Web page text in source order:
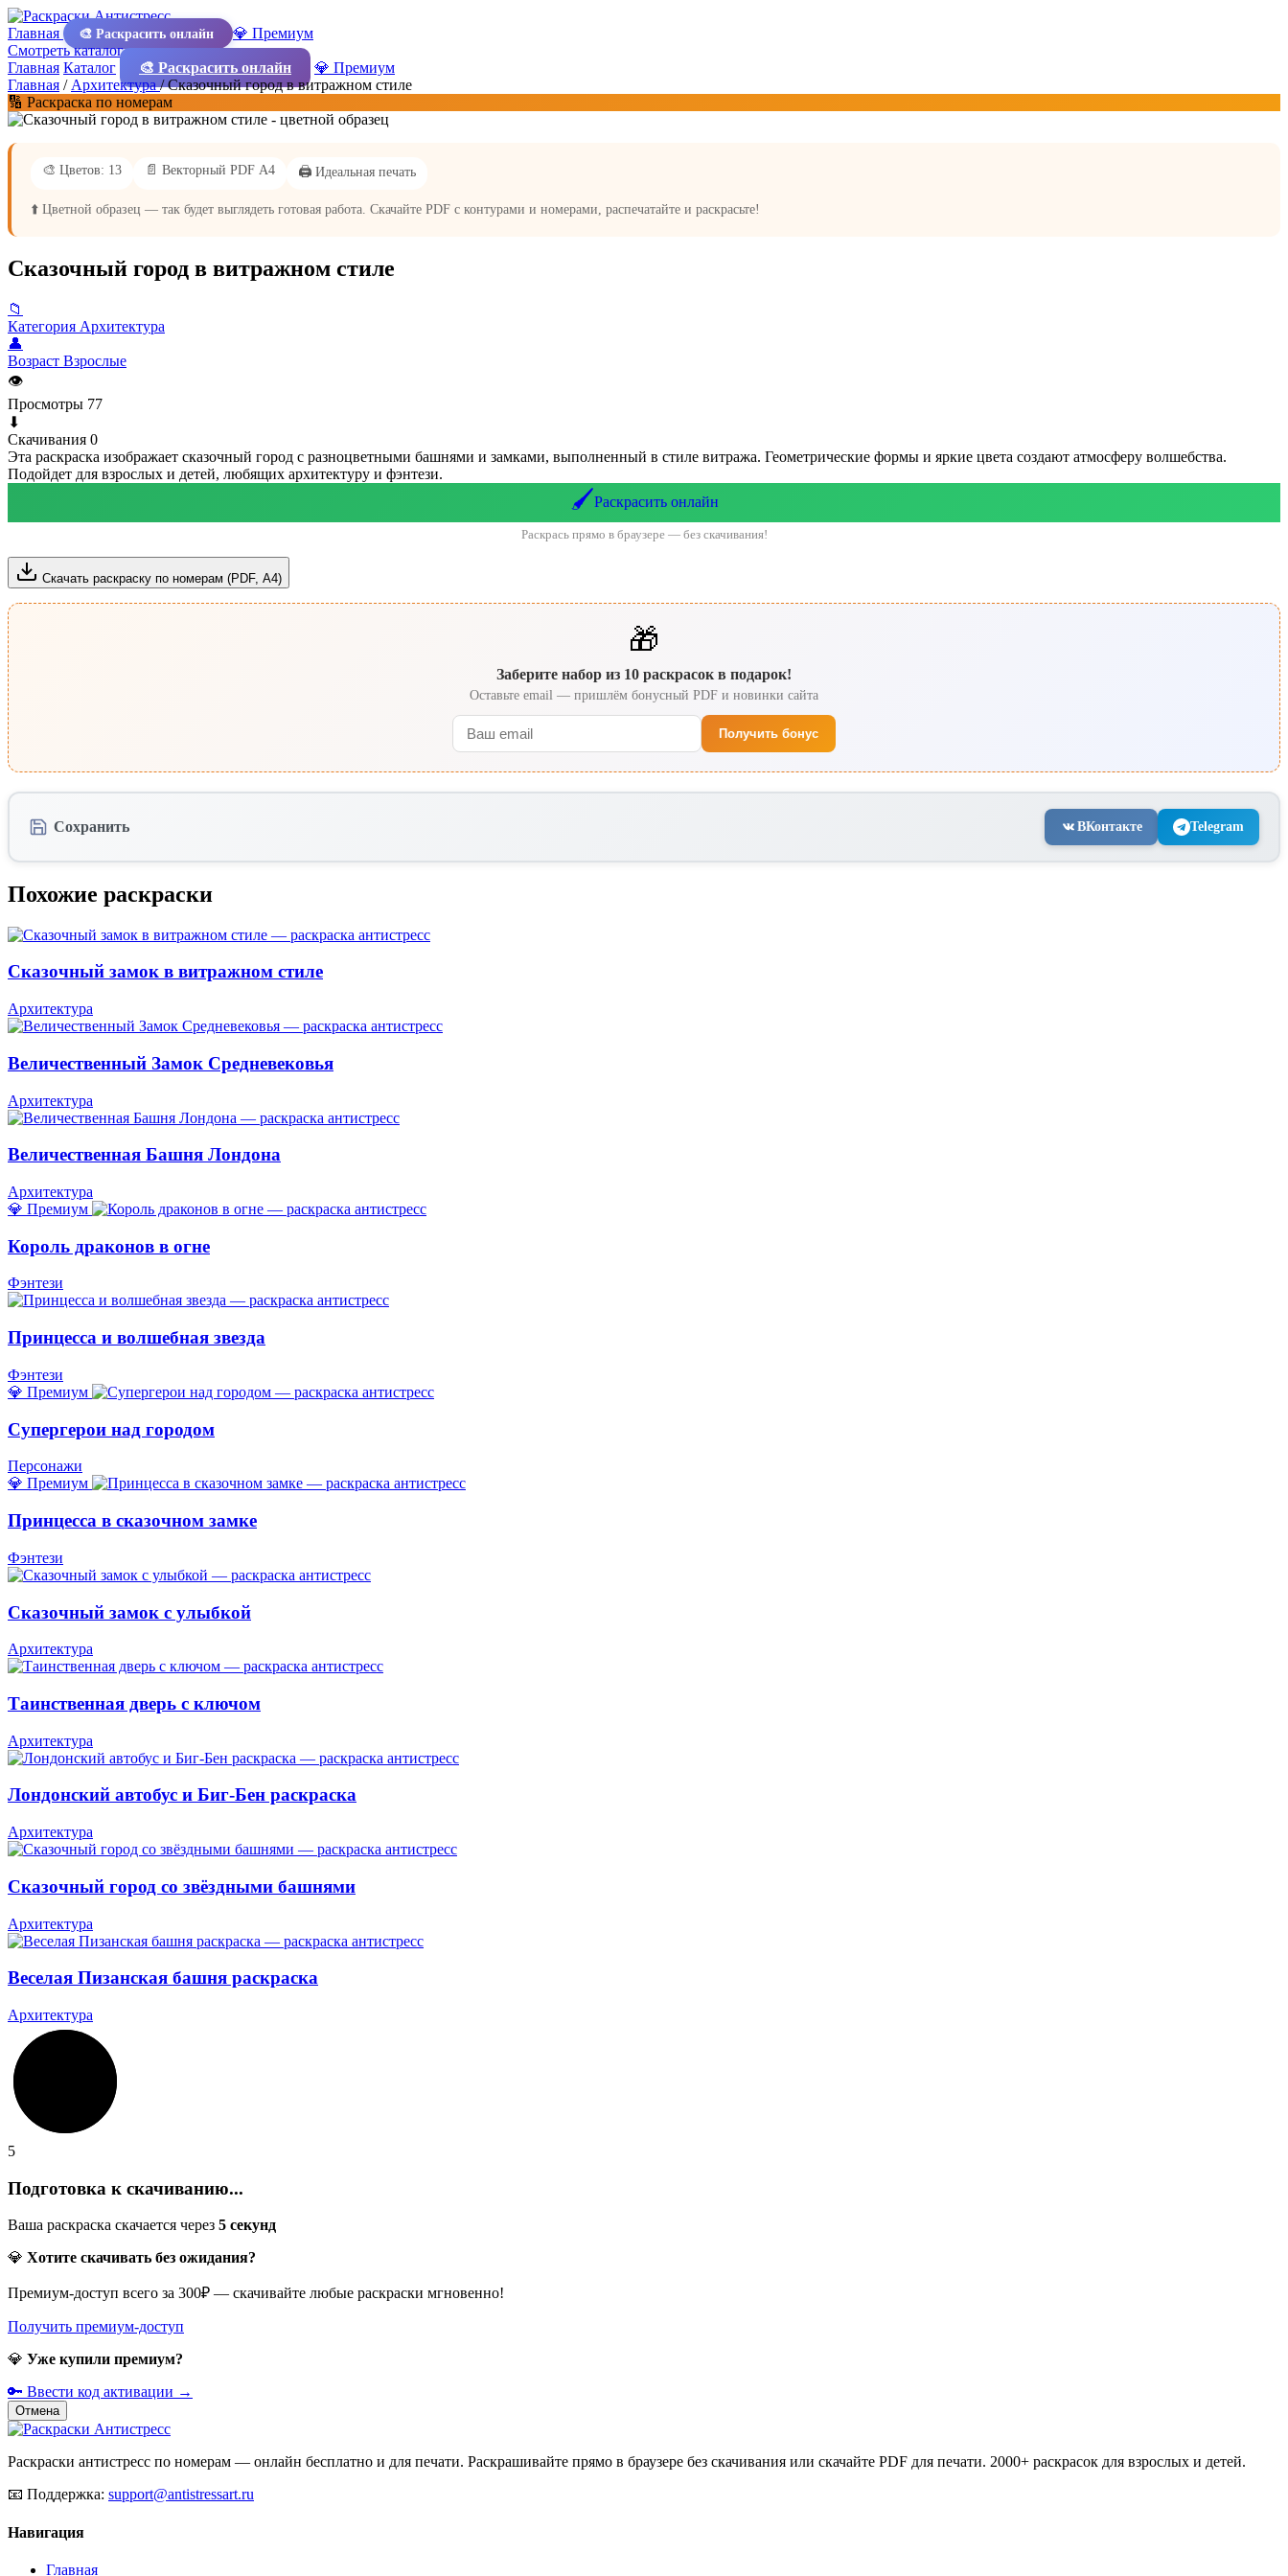
Главная 🎨 Раскрасить онлайн
💎 Премиум
Смотреть каталог
Главная Каталог 🎨 Раскрасить онлайн
💎 Премиум
Главная / Архитектура/Сказочный город в витражном стиле
🔢 Раскраска по номерам
🎨 Цветов: 13 📄 Векторный PDF А4 🖨️ Идеальная печать
⬆️ Цветной образец — так будет выглядеть готовая работа. Скачайте PDF с контурами и номерами, распечатайте и раскрасьте!
Сказочный город в витражном стиле
📁
Категория Архитектура
👤
Возраст Взрослые
👁
Просмотры 77
⬇
Скачивания 0
Эта раскраска изображает сказочный город с разноцветными башнями и замками, выполненный в стиле витража. Геометрические формы и яркие цвета создают атмосферу волшебства.
Подойдет для взрослых и детей, любящих архитектуру и фэнтези.
🖌️Раскрасить онлайн
Раскрась прямо в браузере — без скачивания!
Скачать раскраску по номерам (PDF, А4)
🎁
Заберите набор из 10 раскрасок в подарок!
Оставьте email — пришлём бонусный PDF и новинки сайта
Получить бонус
Сохранить ВКонтакте Telegram
Похожие раскраски
Сказочный замок в витражном стиле
Архитектура
Величественный Замок Средневековья
Архитектура
Величественная Башня Лондона
Архитектура
💎 Премиум
Король драконов в огне
Фэнтези
Принцесса и волшебная звезда
Фэнтези
💎 Премиум
Супергерои над городом
Персонажи
💎 Премиум
Принцесса в сказочном замке
Фэнтези
Сказочный замок с улыбкой
Архитектура
Таинственная дверь с ключом
Архитектура
Лондонский автобус и Биг-Бен раскраска
Архитектура
Сказочный город со звёздными башнями
Архитектура
Веселая Пизанская башня раскраска
Архитектура
5
Подготовка к скачиванию...
Ваша раскраска скачается через 5 секунд
💎 Хотите скачивать без ожидания?
Премиум-доступ всего за 300₽ — скачивайте любые раскраски мгновенно!
Получить премиум-доступ
💎 Уже купили премиум?
🔑 Ввести код активации →
Отмена
Раскраски антистресс по номерам — онлайн бесплатно и для печати. Раскрашивайте прямо в браузере без скачивания или скачайте PDF для печати. 2000+ раскрасок для взрослых и детей.
📧 Поддержка: support@antistressart.ru
Навигация
Главная